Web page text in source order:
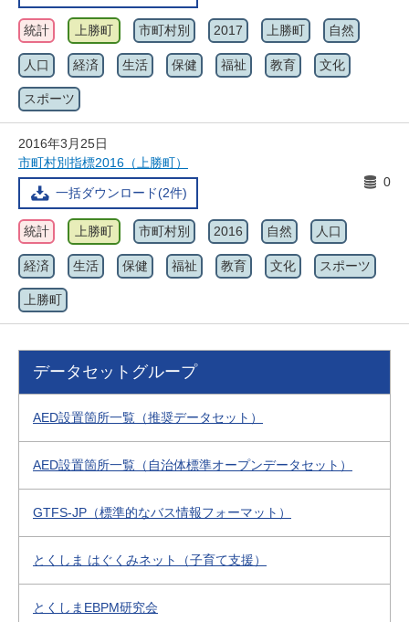
統計 上勝町 市町村別 2017 上勝町 自然
人口 経済 生活 保健 福祉 教育 文化
スポーツ
2016年3月25日
市町村別指標2016（上勝町）
一括ダウンロード(2件)
0
統計 上勝町 市町村別 2016 自然 人口
経済 生活 保健 福祉 教育 文化 スポーツ
上勝町
データセットグループ
AED設置箇所一覧（推奨データセット）
AED設置箇所一覧（自治体標準オープンデータセット）
GTFS-JP（標準的なバス情報フォーマット）
とくしま はぐくみネット（子育て支援）
とくしまEBPM研究会